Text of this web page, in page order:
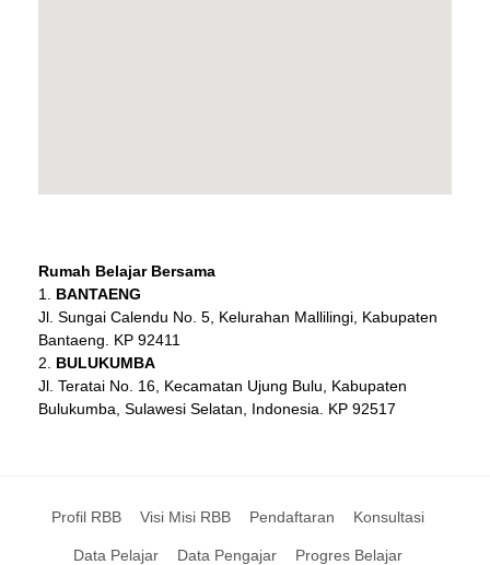
Rumah Belajar Bersama
BANTAENG
Jl. Sungai Calendu No. 5, Kelurahan Mallilingi, Kabupaten
Bantaeng. KP 92411
BULUKUMBA
Jl. Teratai No. 16, Kecamatan Ujung Bulu, Kabupaten
Bulukumba, Sulawesi Selatan, Indonesia. KP 92517
Profil RBB Visi Misi RBB Pendaftaran Konsultasi
Data Pelajar Data Pengajar Progres Belajar